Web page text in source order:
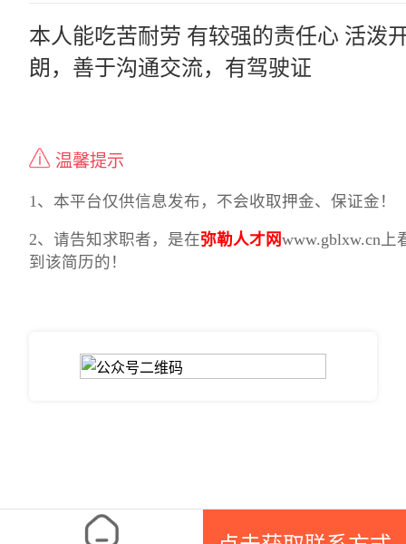
本人能吃苦耐劳 有较强的责任心 活泼
朗，善于沟通交流，有驾驶证
温馨提示
1、本平台仅供信息发布，不会收取押金、保证金！
2、请告知求职者，是在弥勒人才网www.gblxw.cn上
到该简历的！